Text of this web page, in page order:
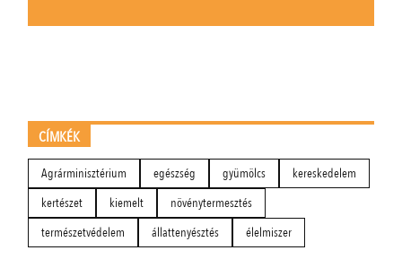
CÍMKÉK
Agrárminisztérium egészség gyümölcs
kereskedelem
kertészet
kiemelt
növénytermesztés
természetvédelem
állattenyésztés élelmiszer